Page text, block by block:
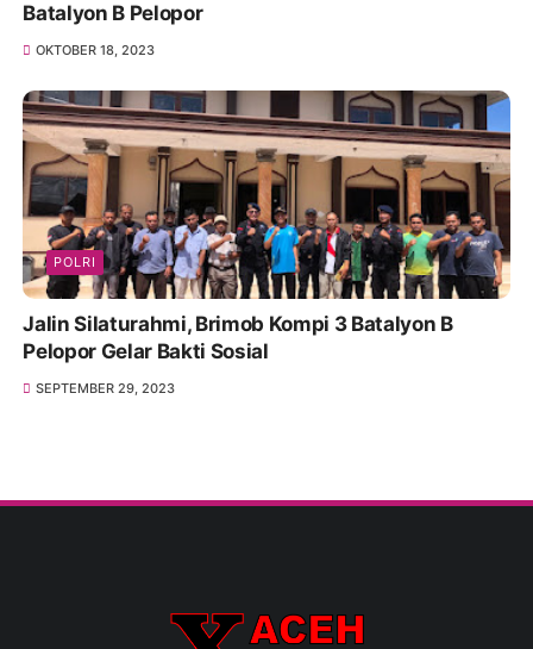
Batalyon B Pelopor
OKTOBER 18, 2023
POLRI
Jalin Silaturahmi, Brimob Kompi 3 Batalyon B
Pelopor Gelar Bakti Sosial
SEPTEMBER 29, 2023